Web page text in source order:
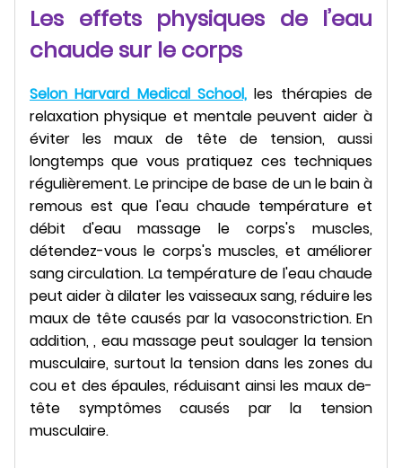
Les effets physiques de l’eau
chaude sur le corps
Selon Harvard Medical School, les thérapies de
relaxation physique et mentale peuvent aider à
éviter les maux de tête de tension, aussi
longtemps que vous pratiquez ces techniques
régulièrement. Le principe de base de un le bain à
remous est que l'eau chaude température et
débit d'eau massage le corps's muscles,
détendez-vous le corps's muscles, et améliorer
sang circulation. La température de l'eau chaude
peut aider à dilater les vaisseaux sang, réduire les
maux de tête causés par la vasoconstriction. En
addition, , eau massage peut soulager la tension
musculaire, surtout la tension dans les zones du
cou et des épaules, réduisant ainsi les maux de-
tête symptômes causés par la tension
musculaire.